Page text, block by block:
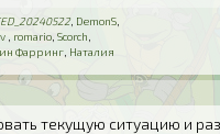
DemonS
romario ,Scorch
Фарринг Наталия
текущую ситуацию и